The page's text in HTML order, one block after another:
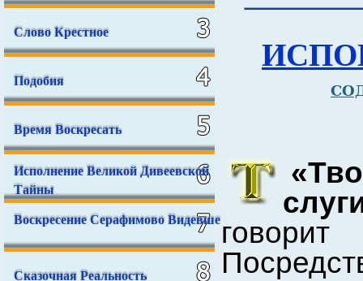
Слово Крестное
Подобия
Время Воскресать
Исполнение Великой Дивеевской
Тайны
Воскресение Серафимово Видевше
Сказочная Реальность